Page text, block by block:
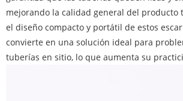
mejorando la calidad general del producto
el diseño compacto y portátil de estos
convierte en una solución ideal para
tuberías en sitio, lo que aumenta su